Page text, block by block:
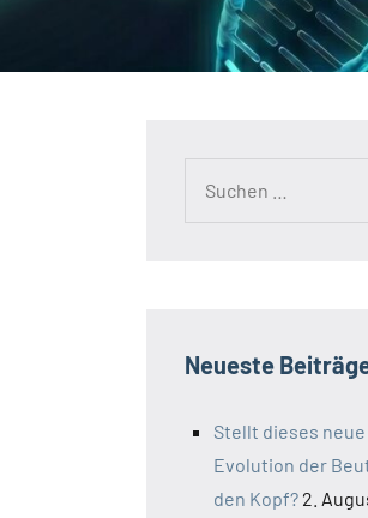
Neueste
Stellt dieses neue
Evolution der
den Kopf? 2.